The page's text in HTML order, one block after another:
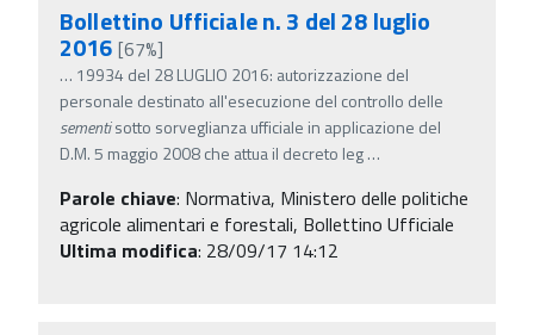
Bollettino Ufficiale n. 3 del 28 luglio
2016 [67%]
… 19934 del 28 LUGLIO 2016: autorizzazione del
personale destinato all'esecuzione del controllo delle
sementisotto sorveglianza ufficiale in applicazione del
D.M. 5 maggio 2008 che attua il decreto leg…
Parole chiave: Normativa, Ministero delle politiche
agricole alimentari e forestali, Bollettino Ufficiale
Ultima modifica: 28/09/17 14:12